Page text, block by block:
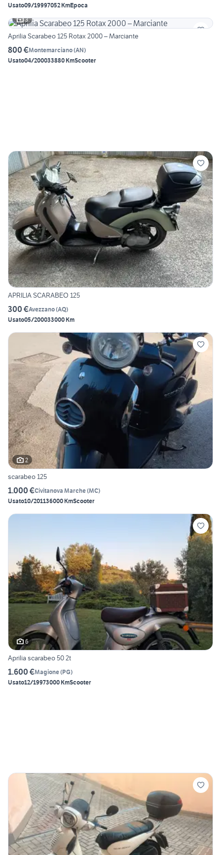
Usato09/19997052 KmEpoca
3
Aprilia Scarabeo 125 Rotax 2000 – Marciante
800 €Montemarciano(AN)
Usato04/200033880 KmScooter
APRILIA SCARABEO 125
300 €Avezzano(AQ)
Usato05/200033000 Km
2
scarabeo 125
1.000 €Civitanova Marche(MC)
Usato10/201136000 KmScooter
6
Aprilia scarabeo 50 2t
1.600 €Magione(PG)
Usato12/19973000 KmScooter